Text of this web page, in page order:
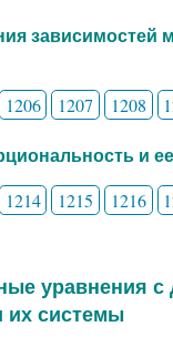
зависимостей
1206 1207 1208
и
1214 1215 1216
уравнения с
их системы